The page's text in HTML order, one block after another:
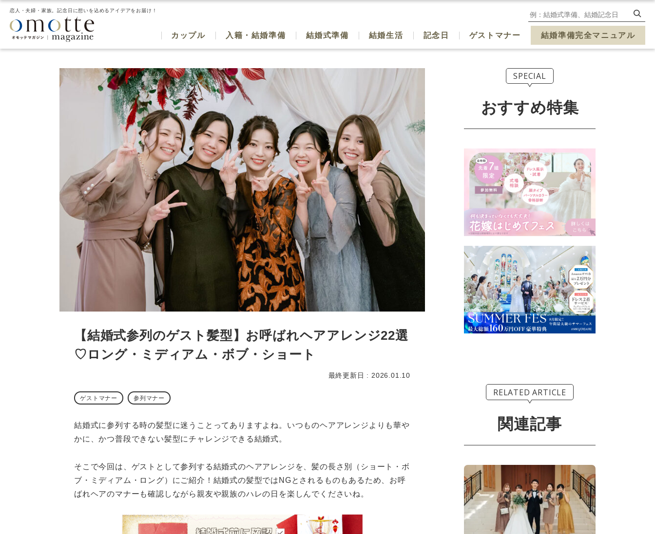
恋人・夫婦・家族。記念日に想いを込めるアイデアをお届け！
カップル 入籍・結婚準備 結婚式準備 結婚生活 記念日 ゲストマナー 結婚準備完全マニュアル
【結婚式参列のゲスト髪型】お呼ばれヘアアレンジ22選
♡ロング・ミディアム・ボブ・ショート
最終更新日 : 2026.01.10
ゲストマナー 参列マナー
結婚式に参列する時の髪型に迷うことってありますよね。いつものヘアアレンジよりも華や
かに、かつ普段できない髪型にチャレンジできる結婚式。
そこで今回は、ゲストとして参列する結婚式のヘアアレンジを、髪の長さ別（ショート・ボ
ブ・ミディアム・ロング）にご紹介！結婚式の髪型ではNGとされるものもあるため、お呼
ばれヘアのマナーも確認しながら親友や親族のハレの日を楽しんでくださいね。
SPECIAL
おすすめ特集
RELATED ARTICLE
関連記事